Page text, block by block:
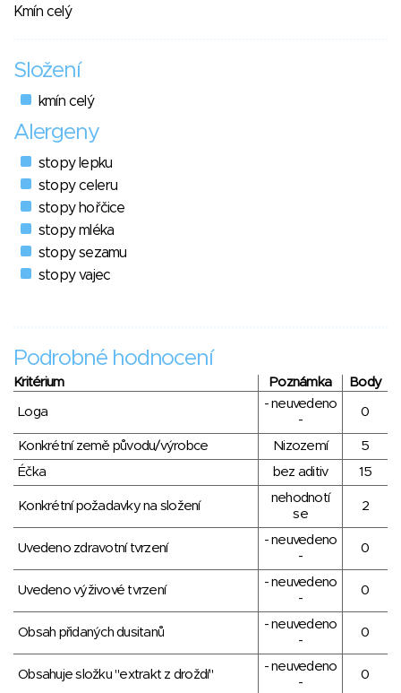
Kmín celý
Složení
kmín celý
Alergeny
stopy lepku
stopy celeru
stopy hořčice
stopy mléka
stopy sezamu
stopy vajec
Podrobné hodnocení
Kritérium Poznámka Body
Loga
- neuvedeno
-
0
Konkrétní země původu/výrobce Nizozemí
5
Éčka
bez aditiv 15
Konkrétní požadavky na složení
nehodnotí
se
2
Uvedeno zdravotní tvrzení
- neuvedeno
-
0
Uvedeno výživové tvrzení
- neuvedeno
-
0
Obsah přidaných dusitanů
- neuvedeno
-
0
Obsahuje složku "extrakt z droždí"
- neuvedeno
-
0